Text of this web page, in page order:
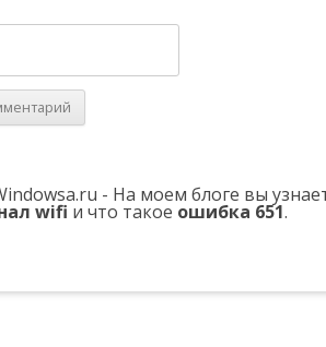
- На моем блоге вы
wifi и что такое ошибка 651.